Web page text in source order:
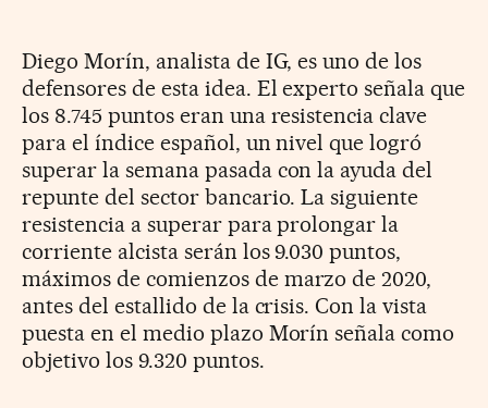
Diego Morín, analista de IG, es uno de los
defensores de esta idea. El experto señala que
los 8.745 puntos eran una resistencia clave
para el índice español, un nivel que logró
superar la semana pasada con la ayuda del
repunte del sector bancario. La siguiente
resistencia a superar para prolongar la
corriente alcista serán los 9.030 puntos,
máximos de comienzos de marzo de 2020,
antes del estallido de la crisis. Con la vista
puesta en el medio plazo Morín señala como
objetivo los 9.320 puntos.